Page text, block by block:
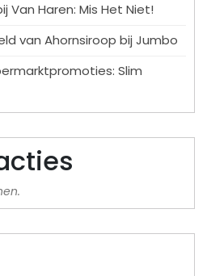
Van Haren: Mis Het Niet!
van Ahornsiroop bij Jumbo
Slim